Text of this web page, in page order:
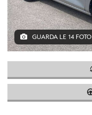
GUARDA LE 14 FOTO